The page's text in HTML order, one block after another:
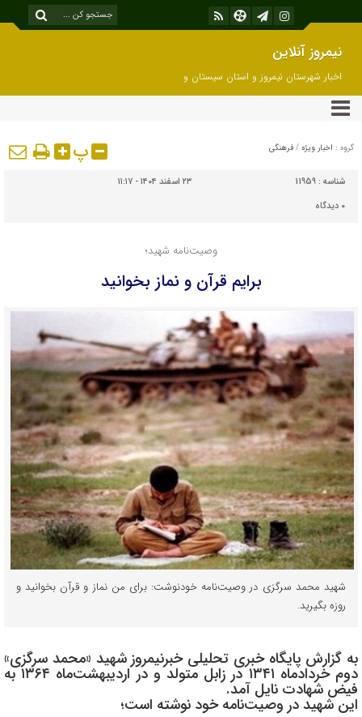
نیمروز آنلاین
اخبار شهرستان نیمروز و استان سیستان و
بلوچستان
گروه : اخبار ویژه / فرهنگی پ
شناسه : 11959
۲۳ اسفند ۱۴۰۴ - ۱۱:۱۷
۰ دیدگاه
وصیت‌نامه شهید؛
برایم قرآن و نماز بخوانید
شهید محمد سرگزی در وصیت‌نامه خودنوشت: برای من نماز و قرآن بخوانید و
روزه بگیرید.
به گزارش پایگاه خبری تحلیلی خبرنیمروز شهید «محمد سرگزی»
دوم خردادماه ۱۳۴۱ در زابل متولد و در اردیبهشت‌ماه ۱۳۶۴ به
فیض شهادت نایل آمد.
این شهید در وصیت‌نامه خود نوشته است؛